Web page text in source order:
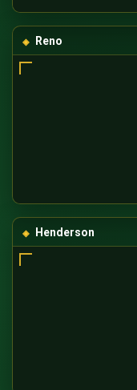
Reno
Henderson